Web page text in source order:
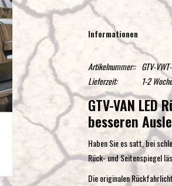
Informationen
Artikelnummer:: GTV-
Lieferzeit:
1-2
GTV-VAN
besseren
Haben Sie es satt, bei
Rück- und Seitenspiegel
Die originalen